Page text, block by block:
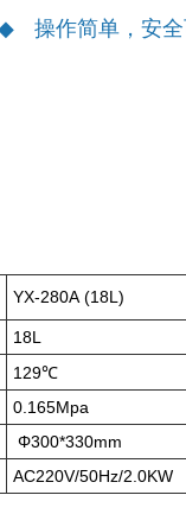
操作简单，安
YX-280A (18L)
18L
129℃
0.165Mpa
Φ300*330mm
AC220V/50Hz/2.0KW